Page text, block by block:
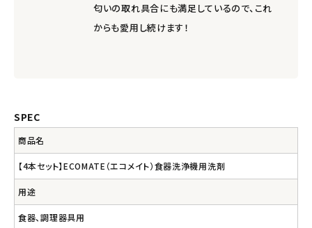
匂いの取れ具合にも満足しているので、これ
からも愛用し続けます！
SPEC
商品名
【4本セット】ECOMATE（エコメイト）食器洗浄機用洗剤
用途
食器、調理器具用